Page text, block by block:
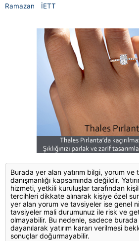
Ramazan İETT
Burada yer alan yatırım bilgi, yorum ve
danışmanlığı kapsamında değildir.
hizmeti, yetkili kuruluşlar tarafından
tercihleri dikkate alınarak kişiye özel
yer alan yorum ve tavsiyeler ise genel
tavsiyeler mali durumunuz ile risk ve
olmayabilir. Bu nedenle, sadece
dayanılarak yatırım kararı verilmesi
sonuçlar doğurmayabilir.